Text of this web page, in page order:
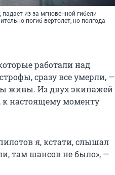
из-за мгновенной гибели
погиб вертолет, но полгода
работали над
сразу все умерли, —
живы. Из двух экипажей
к настоящему моменту
я, кстати, слышал
там шансов не было», —